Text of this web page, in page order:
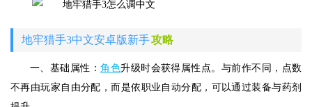
地牢猎手3中文安卓版新手攻略
一、基础属性：角色升级时会获得属性点。与前作不同，点数
不再由玩家自由分配，而是依职业自动分配，可以通过装备与药剂